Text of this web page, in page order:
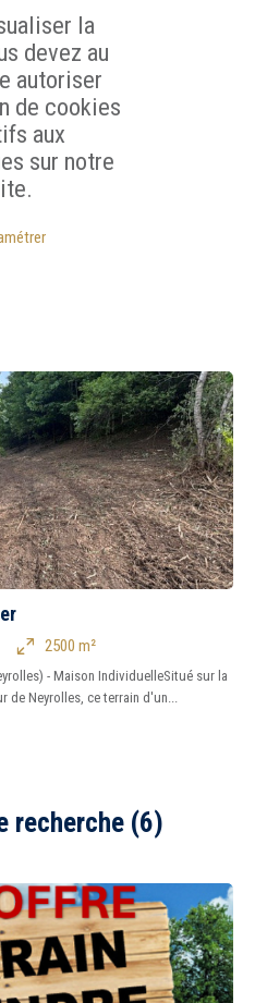
la
devez au
autoriser
de cookies
aux
sur notre
2500 m²
- Maison IndividuelleSitué sur la
de Neyrolles, ce terrain d'un...
recherche (6)